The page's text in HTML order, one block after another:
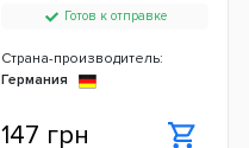
Готов к отправке
Страна-производитель:
Германия
147 грн